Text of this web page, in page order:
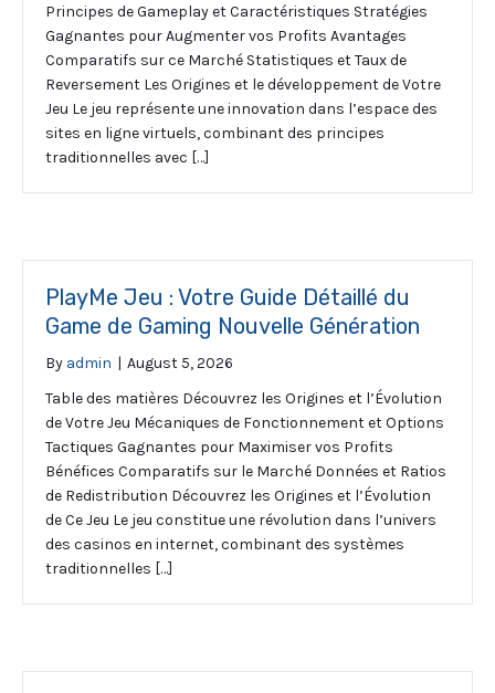
Principes de Gameplay et Caractéristiques Stratégies
Gagnantes pour Augmenter vos Profits Avantages
Comparatifs sur ce Marché Statistiques et Taux de
Reversement Les Origines et le développement de Votre
Jeu Le jeu représente une innovation dans l’espace des
sites en ligne virtuels, combinant des principes
traditionnelles avec […]
PlayMe Jeu : Votre Guide Détaillé du
Game de Gaming Nouvelle Génération
By admin | August 5, 2026
Table des matières Découvrez les Origines et l’Évolution
de Votre Jeu Mécaniques de Fonctionnement et Options
Tactiques Gagnantes pour Maximiser vos Profits
Bénéfices Comparatifs sur le Marché Données et Ratios
de Redistribution Découvrez les Origines et l’Évolution
de Ce Jeu Le jeu constitue une révolution dans l’univers
des casinos en internet, combinant des systèmes
traditionnelles […]